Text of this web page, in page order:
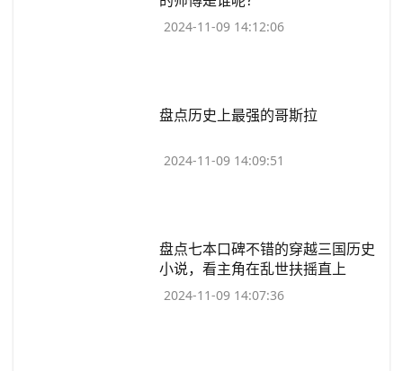
2024-11-09 14:12:06
​盘点历史上最强的哥斯拉
2024-11-09 14:09:51
​盘点七本口碑不错的穿越三国历史
小说，看主角在乱世扶摇直上
2024-11-09 14:07:36